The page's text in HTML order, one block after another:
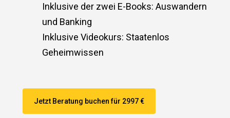
Inklusive der zwei E-Books: Auswandern
und Banking
Inklusive Videokurs: Staatenlos
Geheimwissen
Jetzt Beratung buchen für 2997 €